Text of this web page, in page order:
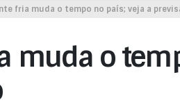
fria muda o tempo no país; veja a
muda o